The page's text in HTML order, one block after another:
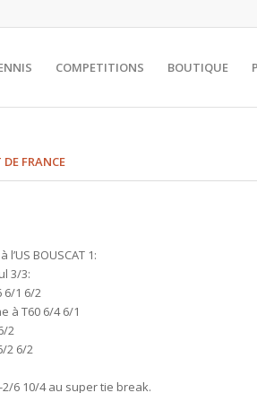
COMPETITIONS BOUTIQUE
FRANCE
BOUSCAT 1:
3/3:
6/1 6/2
à T60 6/4 6/1
2
2 6/2
2/6 10/4 au super tie break.